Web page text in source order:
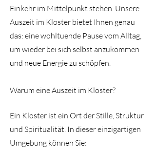
Einkehr im Mittelpunkt stehen. Unsere
Auszeit im Kloster bietet Ihnen genau
das: eine wohltuende Pause vom Alltag,
um wieder bei sich selbst anzukommen
und neue Energie zu schöpfen.
Warum eine Auszeit im Kloster?
Ein Kloster ist ein Ort der Stille, Struktur
und Spiritualität. In dieser einzigartigen
Umgebung können Sie: